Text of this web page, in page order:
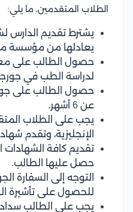
الطلاب المتقدمين، ما يلي:
يشترط تقديم الدارس
يعادلها من مؤسسة
حصول الطالب على
لدراسة الطب في
حصول الطالب على
عن 6 أشهر.
يجب على الطلاب
الإنجليزية، وتقدم
تقديم كافة الشهادات
حصل عليها الطالب.
التوجه إلى السفارة
للحصول على تأشيرة
يجب على الطالب سداد